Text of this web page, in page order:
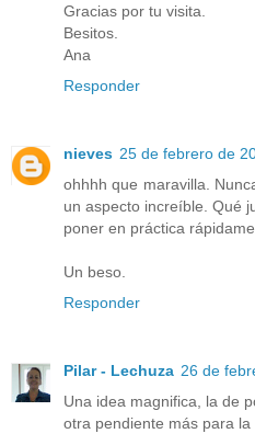
Gracias por tu visita.
Besitos.
Ana
Responder
nieves 25 de febrero de
ohhhh que maravilla.
un aspecto increíble. Qué
poner en práctica
Un beso.
Responder
Pilar - Lechuza 26 de
Una idea magnifica, la de
otra pendiente más para la